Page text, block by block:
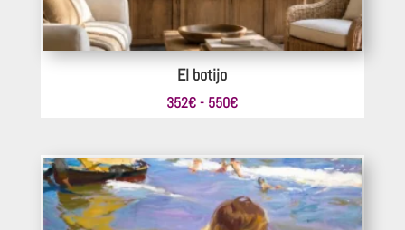
El botijo
352€ - 550€Rango
desde
352€
hasta